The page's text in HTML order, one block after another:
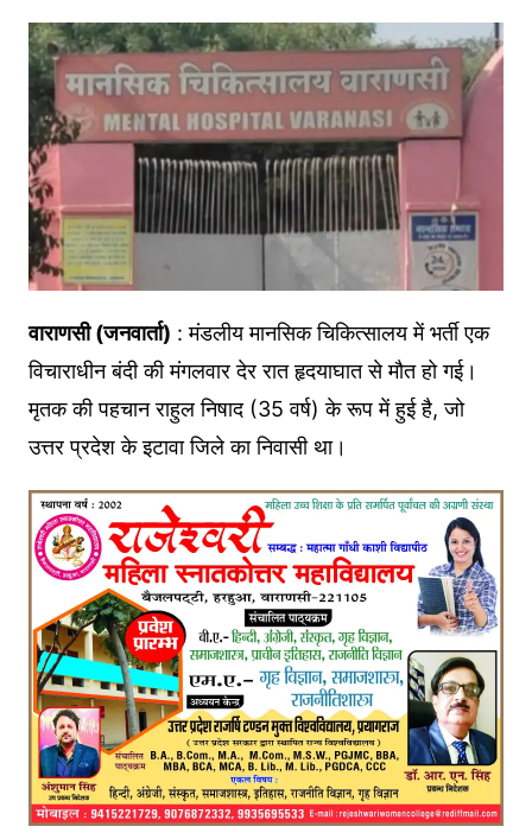
वाराणसी (जनवार्ता) : मंडलीय मानसिक चिकित्सालय में भर्ती एक
विचाराधीन बंदी की मंगलवार देर रात हृदयाघात से मौत हो गई।
मृतक की पहचान राहुल निषाद (35 वर्ष) के रूप में हुई है, जो
उत्तर प्रदेश के इटावा जिले का निवासी था।